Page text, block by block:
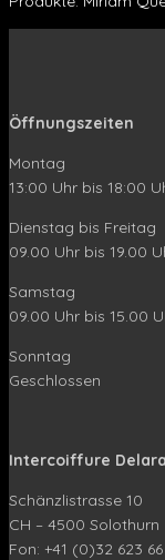
Öffnungszeiten
Montag
13:00 Uhr bis 18:00
Dienstag bis Freitag
09.00 Uhr bis 19.00
Samstag
09.00 Uhr bis 15.00
Sonntag
Geschlossen
Intercoiffure
Schänzlistrasse 10
CH – 4500 Solothurn
Fon: +41 (0)32 623 66